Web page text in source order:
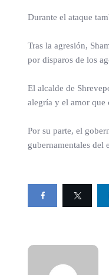
Durante el ataque
Tras la agresión,
por disparos de los
El alcalde de
alegría y el amor que
Por su parte, el
gubernamentales del